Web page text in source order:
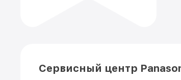
Сервисный центр